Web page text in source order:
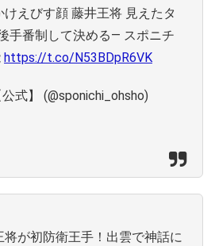
けえびす顔 藤井王将 見えたタ
番制して決める― スポニチ
https://t.co/N53BDpR6VK
式】 (@sponichi_ohsho)
将が初防衛王手！出雲で神話に